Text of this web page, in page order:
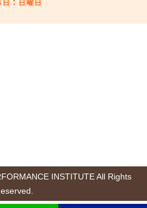
INSTITUTE All Rights